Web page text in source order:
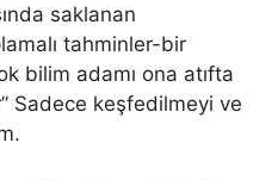
saklanan
tahminler-bir
bilim adamı ona atıfta
Sadece keşfedilmeyi ve